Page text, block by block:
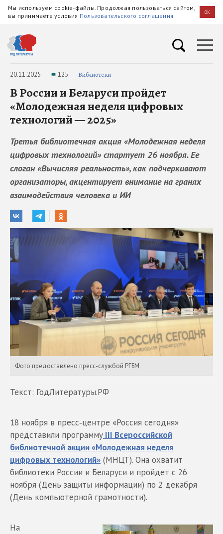
Мы используем cookie-файлы. Продолжая пользоваться сайтом,
вы принимаете условия Пользовательского соглашения OK
20.11.2025 125 Библиотеки
В России и Беларуси пройдет
«Молодежная неделя цифровых
технологий — 2025»
Третья библиотечная акция «Молодежная неделя
цифровых технологий» стартует 26 ноября. Ее
слоган «Вычисляя реальность», как подчеркивают
организаторы, акцентирует внимание на гранях
взаимодействия человека и ИИ
Фото предоставлено пресс-службой РГБМ
Текст: ГодЛитературы.РФ
18 ноября в пресс‑центре «Россия сегодня»
представили программу III Всероссийской
библиотечной акции «Молодежная неделя
цифровых технологий» (МНЦТ). Она охватит
библиотеки России и Беларуси и пройдет с 26
ноября (День защиты информации) по 2 декабря
(День компьютерной грамотности).
На